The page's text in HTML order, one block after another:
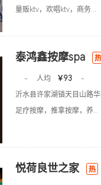
量贩ktv，欢唱ktv，商务...
泰鸿鑫按摩spa 热
- 人均 ￥93
-
沂水县许家湖镇天目山路
足疗按摩，推拿按摩，养...
悦荷良世之家 热